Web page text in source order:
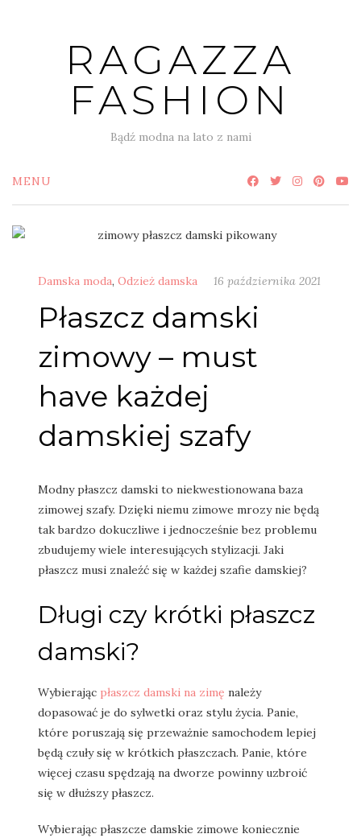
RAGAZZA
FASHION
Bądź modna na lato z nami
MENU
Damska moda, Odzież damska 16 października 2021
Płaszcz damski
zimowy – must
have każdej
damskiej szafy
Modny płaszcz damski to niekwestionowana baza
zimowej szafy. Dzięki niemu zimowe mrozy nie będą
tak bardzo dokuczliwe i jednocześnie bez problemu
zbudujemy wiele interesujących stylizacji. Jaki
płaszcz musi znaleźć się w każdej szafie damskiej?
Długi czy krótki płaszcz
damski?
Wybierając płaszcz damski na zimę należy
dopasować je do sylwetki oraz stylu życia. Panie,
które poruszają się przeważnie samochodem lepiej
będą czuły się w krótkich płaszczach. Panie, które
więcej czasu spędzają na dworze powinny uzbroić
się w dłuższy płaszcz.
Wybierając płaszcze damskie zimowe koniecznie